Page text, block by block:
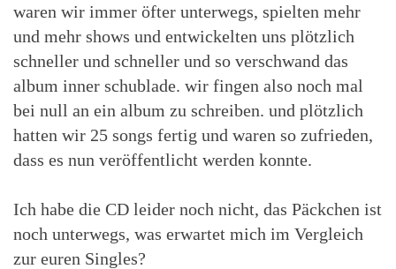
waren wir immer öfter unterwegs, spielten mehr
und mehr shows und entwickelten uns plötzlich
schneller und schneller und so verschwand das
album inner schublade. wir fingen also noch mal
bei null an ein album zu schreiben. und plötzlich
hatten wir 25 songs fertig und waren so zufrieden,
dass es nun veröffentlicht werden konnte.
Ich habe die CD leider noch nicht, das Päckchen ist
noch unterwegs, was erwartet mich im Vergleich
zur euren Singles?